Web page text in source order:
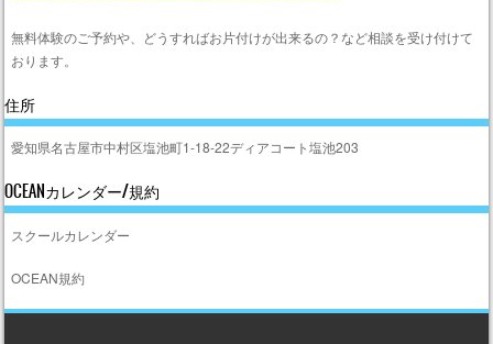
無料体験のご予約や、どうすればお片付けが出来るの？など相談を受け付けて
おります。
住所
愛知県名古屋市中村区塩池町1-18-22ディアコート塩池203
OCEANカレンダー/規約
スクールカレンダー
OCEAN規約